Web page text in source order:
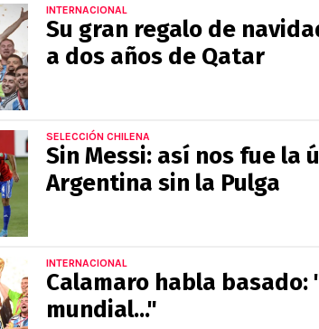
INTERNACIONAL
Su gran regalo de
a dos años de Qatar
SELECCIÓN CHILENA
Sin Messi: así nos fue la
Argentina sin la Pulga
INTERNACIONAL
Calamaro habla basado:
mundial..."